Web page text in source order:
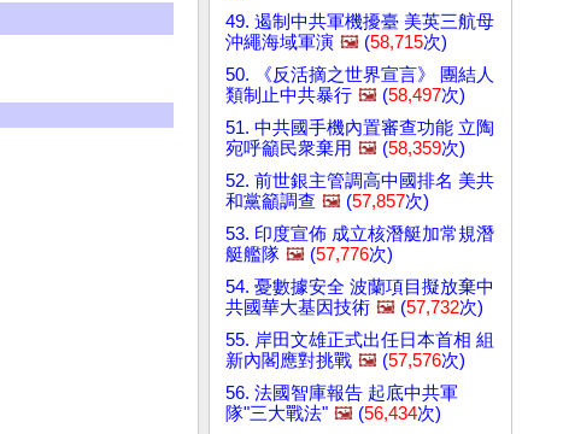
49. 遏制中共軍機擾臺 美英三航母
沖繩海域軍演 🖼️ (58,715次)
50. 《反活摘之世界宣言》 團結人
類制止中共暴行 🖼️ (58,497次)
51. 中共國手機內置審查功能 立陶
宛呼籲民衆棄用 🖼️ (58,359次)
52. 前世銀主管調高中國排名 美共
和黨籲調查 🖼️ (57,857次)
53. 印度宣佈 成立核潛艇加常規潛
艇艦隊 🖼️ (57,776次)
54. 憂數據安全 波蘭項目擬放棄中
共國華大基因技術 🖼️ (57,732次)
55. 岸田文雄正式出任日本首相 組
新內閣應對挑戰 🖼️ (57,576次)
56. 法國智庫報告 起底中共軍
隊"三大戰法" 🖼️ (56,434次)